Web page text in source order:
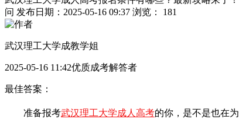
问 发布日期：2025-05-16 09:37 浏览： 181
武汉理工大学成教学姐
2025-05-16 11:42优质成考解答者
最佳答案：
准备报考武汉理工大学成人高考的你，是不是也在